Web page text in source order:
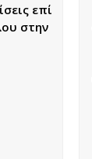
επί
στην